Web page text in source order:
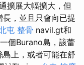
擴展大幅擴大，但
，並且只會向已提
屯 整骨 navil.gt和
個Burano島，該蕾
上，或者可能在舒